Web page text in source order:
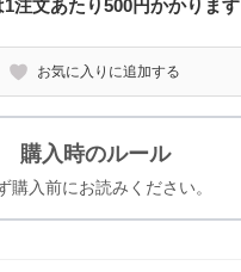
注文あたり500円かかります
お気に入りに追加する
購入時のルール
購入前にお読みください。